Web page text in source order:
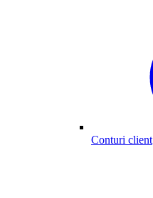
Conturi client